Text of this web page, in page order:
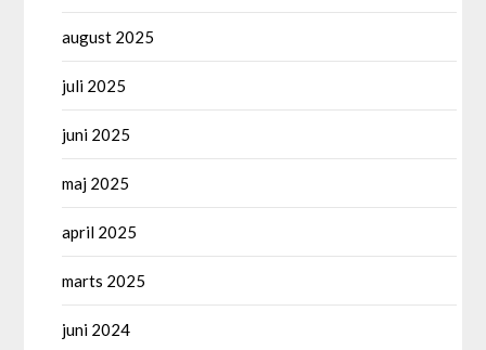
august 2025
juli 2025
juni 2025
maj 2025
april 2025
marts 2025
juni 2024